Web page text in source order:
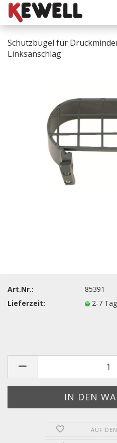
Schutzbügel für
Linksanschlag
Art.Nr.:
85391
Lieferzeit:
2-7
AUF